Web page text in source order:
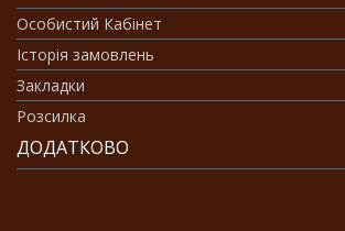
Особистий Кабінет
Історія замовлень
Закладки
Розсилка
ДОДАТКОВО